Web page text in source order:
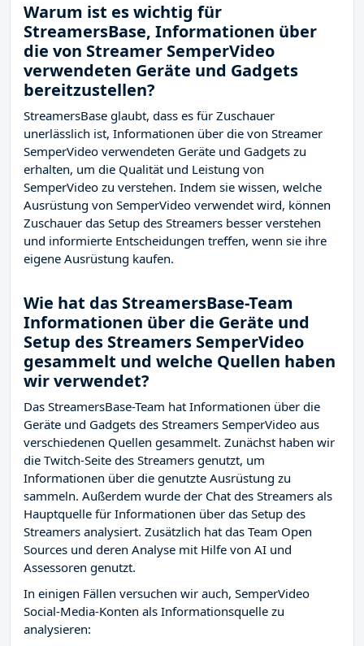
Warum ist es wichtig für
StreamersBase, Informationen über
die von Streamer SemperVideo
verwendeten Geräte und Gadgets
bereitzustellen?
StreamersBase glaubt, dass es für Zuschauer
unerlässlich ist, Informationen über die von Streamer
SemperVideo verwendeten Geräte und Gadgets zu
erhalten, um die Qualität und Leistung von
SemperVideo zu verstehen. Indem sie wissen, welche
Ausrüstung von SemperVideo verwendet wird, können
Zuschauer das Setup des Streamers besser verstehen
und informierte Entscheidungen treffen, wenn sie ihre
eigene Ausrüstung kaufen.
Wie hat das StreamersBase-Team
Informationen über die Geräte und
Setup des Streamers SemperVideo
gesammelt und welche Quellen haben
wir verwendet?
Das StreamersBase-Team hat Informationen über die
Geräte und Gadgets des Streamers SemperVideo aus
verschiedenen Quellen gesammelt. Zunächst haben wir
die Twitch-Seite des Streamers genutzt, um
Informationen über die genutzte Ausrüstung zu
sammeln. Außerdem wurde der Chat des Streamers als
Hauptquelle für Informationen über das Setup des
Streamers analysiert. Zusätzlich hat das Team Open
Sources und deren Analyse mit Hilfe von AI und
Assessoren genutzt.
In einigen Fällen versuchen wir auch, SemperVideo
Social-Media-Konten als Informationsquelle zu
analysieren: